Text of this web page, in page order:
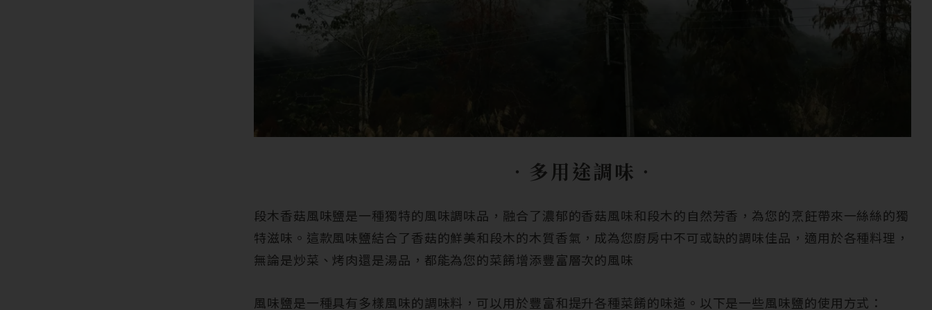
‧ 多用途調味‧
段木香菇風味鹽是一種獨特的風味調味品，融合了濃郁的香菇風味和段木的自然芳香，為您的烹飪帶來一絲絲的獨
特滋味。這款風味鹽結合了香菇的鮮美和段木的木質香氣，成為您廚房中不可或缺的調味佳品，適用於各種料理，
無論是炒菜、烤肉還是湯品，都能為您的菜餚增添豐富層次的風味
風味鹽是一種具有多樣風味的調味料，可以用於豐富和提升各種菜餚的味道。以下是一些風味鹽的使用方式：